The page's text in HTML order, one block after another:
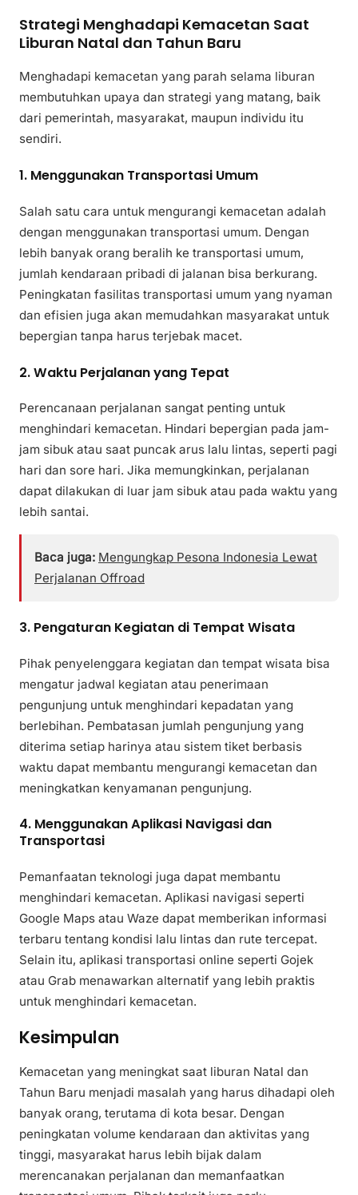
Strategi Menghadapi Kemacetan Saat
Liburan Natal dan Tahun Baru
Menghadapi kemacetan yang parah selama liburan
membutuhkan upaya dan strategi yang matang, baik
dari pemerintah, masyarakat, maupun individu itu
sendiri.
1. Menggunakan Transportasi Umum
Salah satu cara untuk mengurangi kemacetan adalah
dengan menggunakan transportasi umum. Dengan
lebih banyak orang beralih ke transportasi umum,
jumlah kendaraan pribadi di jalanan bisa berkurang.
Peningkatan fasilitas transportasi umum yang nyaman
dan efisien juga akan memudahkan masyarakat untuk
bepergian tanpa harus terjebak macet.
2. Waktu Perjalanan yang Tepat
Perencanaan perjalanan sangat penting untuk
menghindari kemacetan. Hindari bepergian pada jam-
jam sibuk atau saat puncak arus lalu lintas, seperti pagi
hari dan sore hari. Jika memungkinkan, perjalanan
dapat dilakukan di luar jam sibuk atau pada waktu yang
lebih santai.
Baca juga: Mengungkap Pesona Indonesia Lewat
Perjalanan Offroad
3. Pengaturan Kegiatan di Tempat Wisata
Pihak penyelenggara kegiatan dan tempat wisata bisa
mengatur jadwal kegiatan atau penerimaan
pengunjung untuk menghindari kepadatan yang
berlebihan. Pembatasan jumlah pengunjung yang
diterima setiap harinya atau sistem tiket berbasis
waktu dapat membantu mengurangi kemacetan dan
meningkatkan kenyamanan pengunjung.
4. Menggunakan Aplikasi Navigasi dan
Transportasi
Pemanfaatan teknologi juga dapat membantu
menghindari kemacetan. Aplikasi navigasi seperti
Google Maps atau Waze dapat memberikan informasi
terbaru tentang kondisi lalu lintas dan rute tercepat.
Selain itu, aplikasi transportasi online seperti Gojek
atau Grab menawarkan alternatif yang lebih praktis
untuk menghindari kemacetan.
Kesimpulan
Kemacetan yang meningkat saat liburan Natal dan
Tahun Baru menjadi masalah yang harus dihadapi oleh
banyak orang, terutama di kota besar. Dengan
peningkatan volume kendaraan dan aktivitas yang
tinggi, masyarakat harus lebih bijak dalam
merencanakan perjalanan dan memanfaatkan